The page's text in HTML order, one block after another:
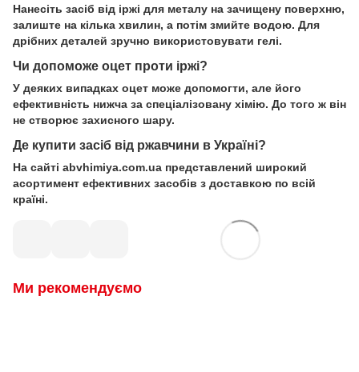
Нанесіть засіб від іржі для металу на зачищену поверхню,
залиште на кілька хвилин, а потім змийте водою. Для
дрібних деталей зручно використовувати гелі.
Чи допоможе оцет проти іржі?
У деяких випадках оцет може допомогти, але його
ефективність нижча за спеціалізовану хімію. До того ж він
не створює захисного шару.
Де купити засіб від ржавчини в Україні?
На сайті abvhimiya.com.ua представлений широкий
асортимент ефективних засобів з доставкою по всій
країні.
Ми рекомендуємо